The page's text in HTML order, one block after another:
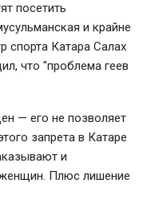
посетить
и крайне
спорта Катара Салах
что "проблема геев
— его не позволяет
запрета в Катаре
и
Плюс лишение